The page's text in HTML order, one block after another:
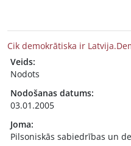
Cik demokrātiska ir
Veids:
Nodots
Nodošanas datums:
03.01.2005
Joma:
Pilsoniskās sabiedrības un